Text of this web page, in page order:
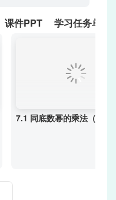
课件PPT 学习任务单
7.1 同底数幂的乘法（学习